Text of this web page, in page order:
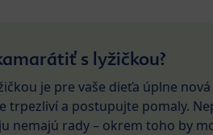
s lyžičkou?
je pre vaše dieťa úplne
trpezliví a postupujte pomaly.
nemajú rady – okrem toho by